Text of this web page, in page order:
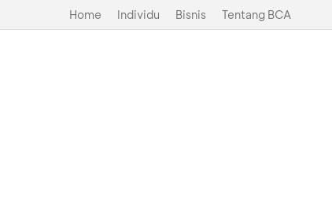
Home Individu Bisnis Tentang BCA